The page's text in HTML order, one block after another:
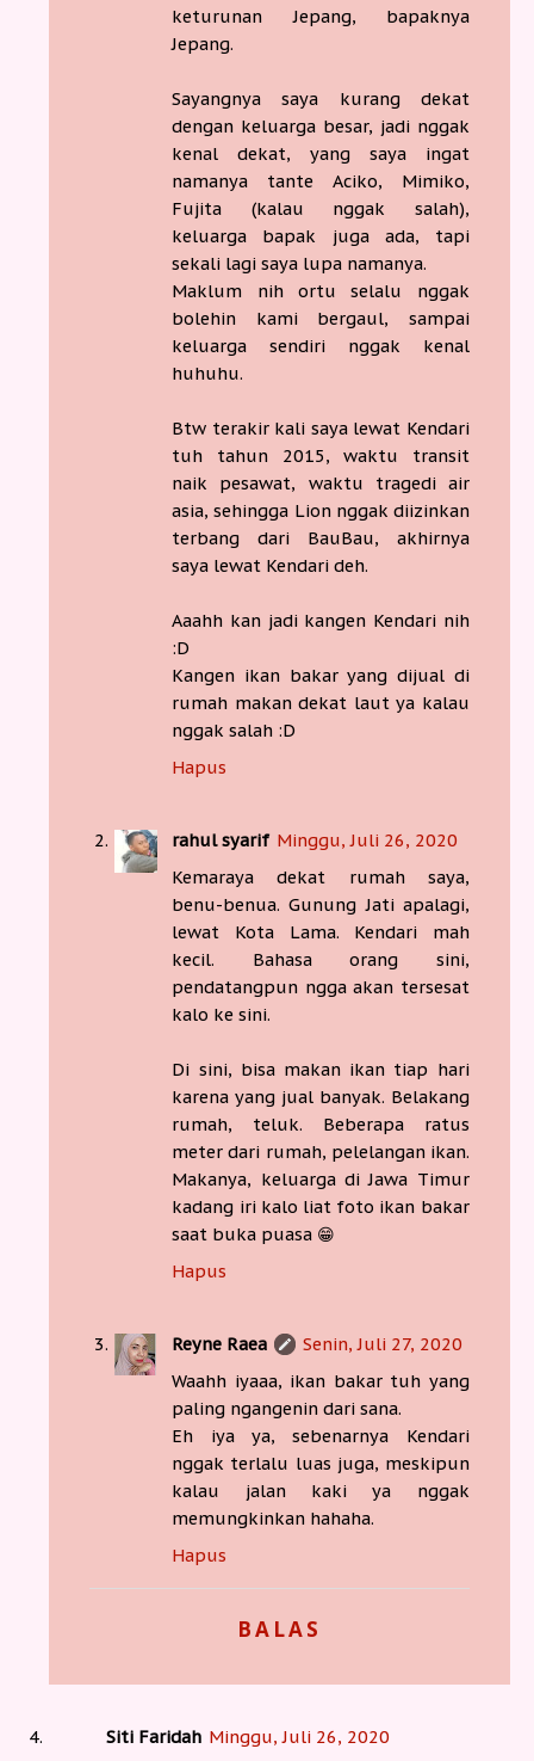
keturunan Jepang, bapaknya
Jepang.
Sayangnya saya kurang dekat
dengan keluarga besar, jadi nggak
kenal dekat, yang saya ingat
namanya tante Aciko, Mimiko,
Fujita (kalau nggak salah),
keluarga bapak juga ada, tapi
sekali lagi saya lupa namanya.
Maklum nih ortu selalu nggak
bolehin kami bergaul, sampai
keluarga sendiri nggak kenal
huhuhu.
Btw terakir kali saya lewat Kendari
tuh tahun 2015, waktu transit
naik pesawat, waktu tragedi air
asia, sehingga Lion nggak diizinkan
terbang dari BauBau, akhirnya
saya lewat Kendari deh.
Aaahh kan jadi kangen Kendari nih
:D
Kangen ikan bakar yang dijual di
rumah makan dekat laut ya kalau
nggak salah :D
Hapus
rahul syarif Minggu, Juli 26, 2020
Kemaraya dekat rumah saya,
benu-benua. Gunung Jati apalagi,
lewat Kota Lama. Kendari mah
kecil. Bahasa orang sini,
pendatangpun ngga akan tersesat
kalo ke sini.
Di sini, bisa makan ikan tiap hari
karena yang jual banyak. Belakang
rumah, teluk. Beberapa ratus
meter dari rumah, pelelangan ikan.
Makanya, keluarga di Jawa Timur
kadang iri kalo liat foto ikan bakar
saat buka puasa 😁
Hapus
Reyne Raea
Senin, Juli 27, 2020
Waahh iyaaa, ikan bakar tuh yang
paling ngangenin dari sana.
Eh iya ya, sebenarnya Kendari
nggak terlalu luas juga, meskipun
kalau jalan kaki ya nggak
memungkinkan hahaha.
Hapus
BALAS
Siti Faridah Minggu, Juli 26, 2020